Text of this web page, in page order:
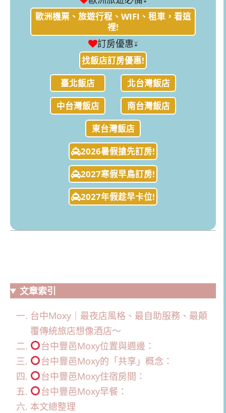
歐洲機票、旅遊行程、WIFI、租車，看這
裡!
訂房優惠↓
找飯店訂房優惠!
臺北飯店
北台灣飯店
中台灣飯店
南台灣飯店
東台灣飯店
2026暑假搶先訂房!
2027寒假早鳥訂房!
2027年假趁早卡位!
文章索引
台中Moxy｜最夜店風格、最自助服務、最顛
覆傳統旅店想像酒店～
台中豐邑Moxy位置與週邊：
台中豐邑Moxy的「共享」概念：
台中豐邑Moxy住宿房間：
台中豐邑Moxy早餐：
本文總整理